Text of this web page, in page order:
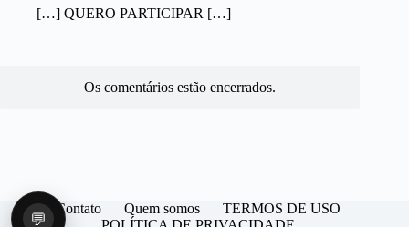
[…] QUERO PARTICIPAR […]
Os comentários estão encerrados.
Contato Quem somos
TERMOS DE USO
💬